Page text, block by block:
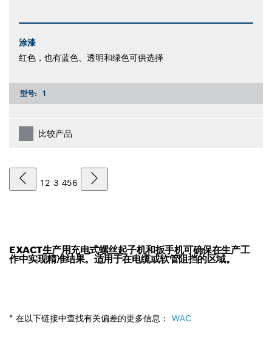
涂漆
红色，也有蓝色、透明和绿色可供选择
型号: 1
比较产品
1 2 3 456
EXACT生产用充电式螺丝起子机和扳手机可确保在生产工
作中实现精准结果。适用于在电缆或软管阻挡的区域。
* 在以下链接中查找有关偏差的更多信息： WAC